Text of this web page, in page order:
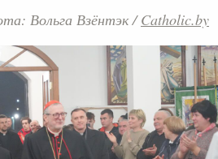
Вольга Взёнтэк/Catholic.by